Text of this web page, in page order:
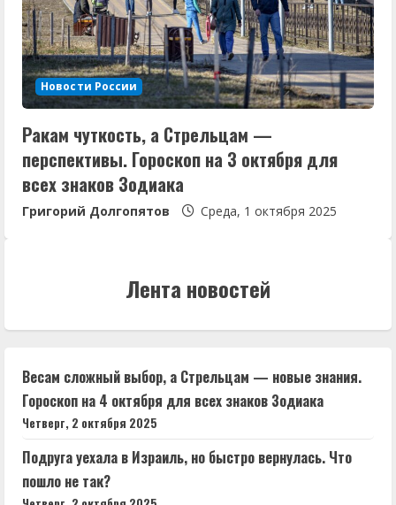
Новости России
Ракам чуткость, а Стрельцам —
перспективы. Гороскоп на 3 октября для
всех знаков Зодиака
Григорий Долгопятов Среда, 1 октября 2025
Лента новостей
Весам сложный выбор, а Стрельцам — новые знания.
Гороскоп на 4 октября для всех знаков Зодиака
Четверг, 2 октября 2025
Подруга уехала в Израиль, но быстро вернулась. Что
пошло не так?